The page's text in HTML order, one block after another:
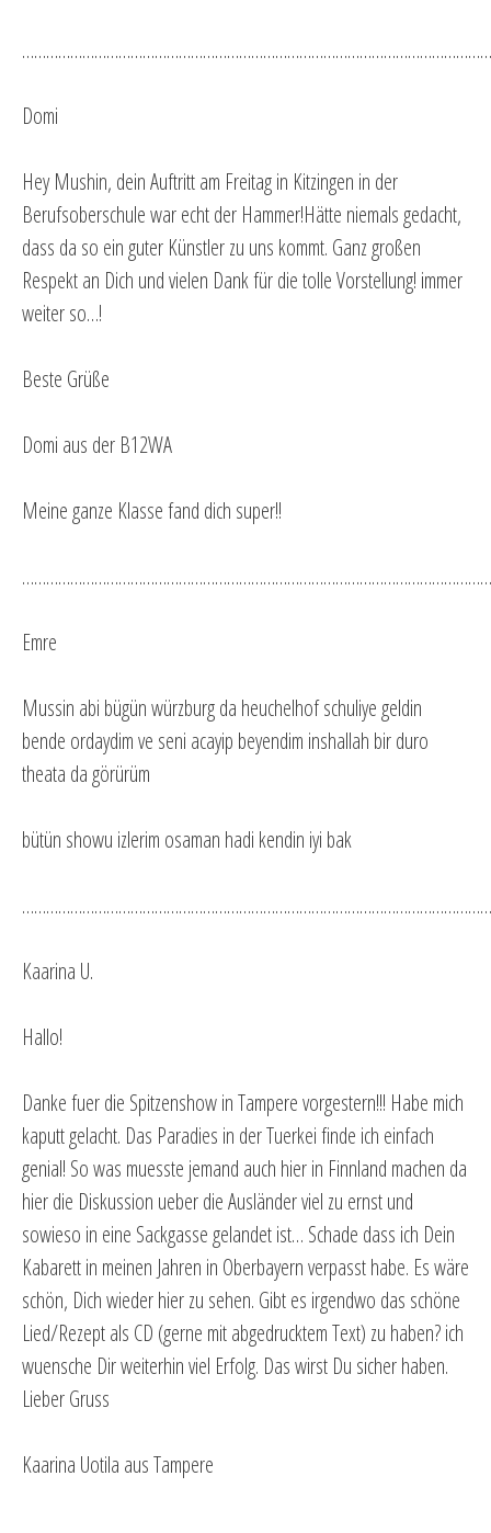
Domi
Hey Mushin, dein Auftritt am Freitag in Kitzingen in der
Berufsoberschule war echt der Hammer!Hätte niemals gedacht,
dass da so ein guter Künstler zu uns kommt. Ganz großen
Respekt an Dich und vielen Dank für die tolle Vorstellung! immer
weiter so…!
Beste Grüße
Domi aus der B12WA
Meine ganze Klasse fand dich super!!
Emre
Mussin abi bügün würzburg da heuchelhof schuliye geldin
bende ordaydim ve seni acayip beyendim inshallah bir duro
theata da görürüm
bütün showu izlerim osaman hadi kendin iyi bak
Kaarina U.
Hallo!
Danke fuer die Spitzenshow in Tampere vorgestern!!! Habe mich
kaputt gelacht. Das Paradies in der Tuerkei finde ich einfach
genial! So was muesste jemand auch hier in Finnland machen da
hier die Diskussion ueber die Ausländer viel zu ernst und
sowieso in eine Sackgasse gelandet ist… Schade dass ich Dein
Kabarett in meinen Jahren in Oberbayern verpasst habe. Es wäre
schön, Dich wieder hier zu sehen. Gibt es irgendwo das schöne
Lied/Rezept als CD (gerne mit abgedrucktem Text) zu haben? ich
wuensche Dir weiterhin viel Erfolg. Das wirst Du sicher haben.
Lieber Gruss
Kaarina Uotila aus Tampere